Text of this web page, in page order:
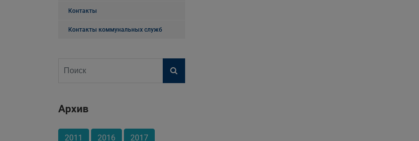
Контакты
Контакты коммунальных служб
Архив
2011 2016 2017